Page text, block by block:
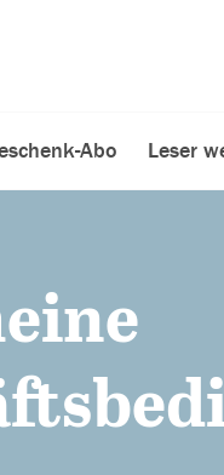
Abo Leser